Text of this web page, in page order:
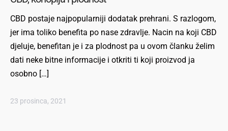
CBD postaje najpopularniji dodatak prehrani. S razlogom,
jer ima toliko benefita po nase zdravlje. Nacin na koji CBD
djeluje, benefitan je i za plodnost pa u ovom članku želim
dati neke bitne informacije i otkriti ti koji proizvod ja
osobno […]
23 prosinca, 2021